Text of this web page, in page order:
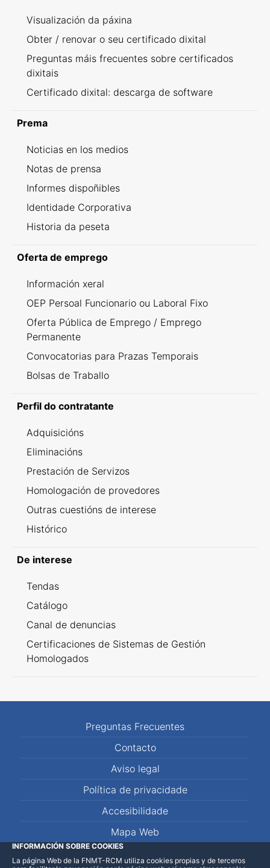
Visualización da páxina
Obter / renovar o seu certificado dixital
Preguntas máis frecuentes sobre certificados
dixitais
Certificado dixital: descarga de software
Prema
Noticias en los medios
Notas de prensa
Informes dispoñibles
Identidade Corporativa
Historia da peseta
Oferta de emprego
Información xeral
OEP Persoal Funcionario ou Laboral Fixo
Oferta Pública de Emprego / Emprego
Permanente
Convocatorias para Prazas Temporais
Bolsas de Traballo
Perfil do contratante
Adquisicións
Eliminacións
Prestación de Servizos
Homologación de provedores
Outras cuestións de interese
Histórico
De interese
Tendas
Catálogo
Canal de denuncias
Certificaciones de Sistemas de Gestión
Homologados
Preguntas Frecuentes
Contacto
Aviso legal
Política de privacidade
Accesibilidade
Mapa Web
LinkedInFacebookWhatsApp
INFORMACIÓN SOBRE COOKIES
La página Web de la FNMT-RCM utiliza cookies propias y de terceros